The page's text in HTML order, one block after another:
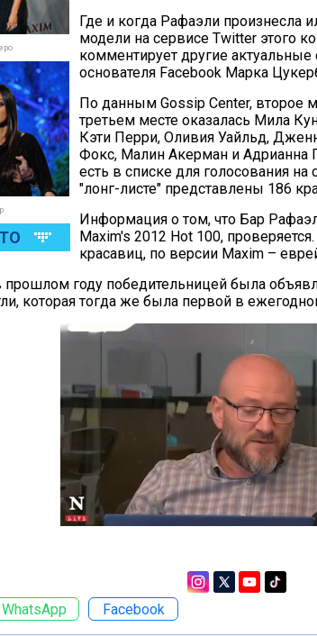
Где и когда Рафаэли произнесла
модели на сервисе Twitter этого
комментирует другие
основателя Facebook Марка
По данным Gossip Center, второе
третьем месте оказалась Мила
Кэти Перри, Оливия Уайльд,
Фокс, Малин Акерман и Адрианна
есть в списке для голосования
"лонг-листе" представлены 186
Информация о том, что Бар
Maxim's 2012 Hot 100,
красавиц, по версии Maxim –
году победительницей была
которая тогда же была первой в
WhatsApp Facebook